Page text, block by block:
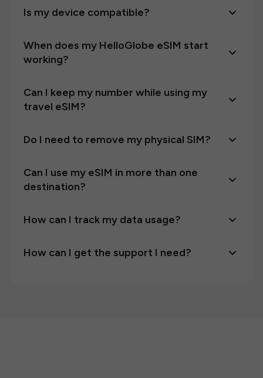
Is my device compatible?
When does my HelloGlobe eSIM start
working?
Can I keep my number while using my
travel eSIM?
Do I need to remove my physical SIM?
Can I use my eSIM in more than one
destination?
How can I track my data usage?
How can I get the support I need?